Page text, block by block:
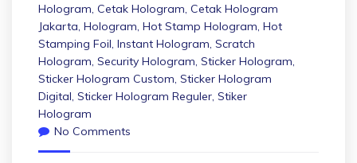
Hologram, Cetak Hologram, Cetak Hologram
Jakarta, Hologram, Hot Stamp Hologram, Hot
Stamping Foil, Instant Hologram, Scratch
Hologram, Security Hologram, Sticker Hologram,
Sticker Hologram Custom, Sticker Hologram
Digital, Sticker Hologram Reguler, Stiker
Hologram
No Comments